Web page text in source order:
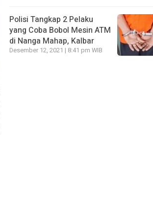
Polisi Tangkap 2 Pelaku
yang Coba Bobol Mesin ATM
di Nanga Mahap, Kalbar
Desember 12, 2021 | 8:41 pm WIB